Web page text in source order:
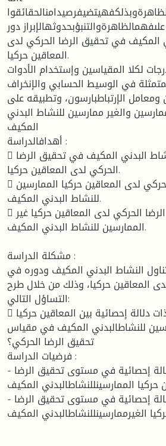
دور
المكيف في تحقيق الرضا الحركي لدى
المعاقين حركيا.
لكلا المقياسين وإستخدام الأدوات
في الوسيط الحسابي والإنخراف
ومعامل الإرتباطبارسون، وتطبيقه على
والغير ممارسين للنشاط البدني
المكيف
أهدافالدراسة :
 إبراز دور ممارسة النشاط البدني المكيف في تحقيق الرضا
الحركي لدى المعاقين حركيا.
 إبراز مستوى الرضا الحركي لدى المعاقين حركيا الممارسين
للنشاط البدني المكيف.
 إبراز مستوى الرضا الحركي لدى المعاقين حركيا غير
الممارسين للنشاط البدني المكيف.
مشكلة الدراسة :
النشاط البدني المكيف ودوره في
المعاقين حركيا، وذلك من خلال طرح
التساؤل التالي:
 هل يوجد فروق ذات دلالة إحصائية بين المعاقين حركيا
للنشاطالبدني المكيف في مقياس
تحقيق الرضا الحركي؟
فرضيات الدراسة :
- توجد فروق ذات دلالة إحصائية في مستوى تحقيق الرضا
حركيا الممارسينللنشاطالبدني المكيف
- توجد فروق ذات دلالة إحصائية في مستوى تحقيق الرضا
الغيرممارسينللنشاطالبدني المكيف